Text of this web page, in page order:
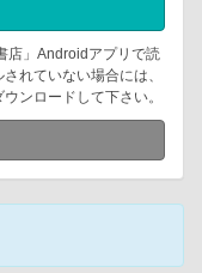
店」Androidアプリで読
れていない場合には、
ンロードして下さい。